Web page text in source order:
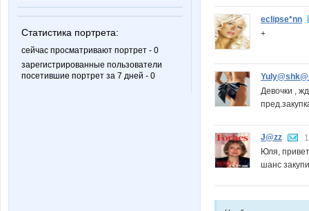
Статистика портрета:
сейчас просматривают портрет - 0
зарегистрированные пользователи
посетившие портрет за 7 дней - 0
eclipse*nn
+
Девочки ,
J@zz
Юля,
шанс